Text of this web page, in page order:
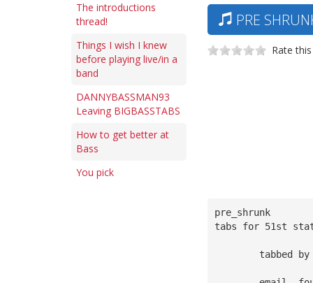
The introductions
thread!
Things I wish I knew
before playing live/in a
band
DANNYBASSMAN93
Leaving BIGBASSTABS
How to get better at
Bass
You pick
PRE
Rate
pre_shrunk
tabs for 51st
tabbed